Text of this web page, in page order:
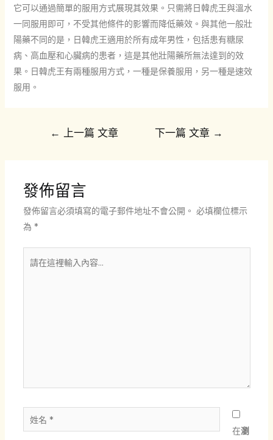
它可以通過簡單的服用方式展現其效果。只需將日韓虎王與溫水
一同服用即可，不受其他條件的影響而降低藥效。與其他一般壯
陽藥不同的是，日韓虎王適用於所有成年男性，包括患有糖尿
病、高血壓和心臟病的患者，這是其他壯陽藥所無法達到的效
果。日韓虎王有兩種服用方式，一種是保養服用，另一種是速效
服用。
← 上一篇 文章 下一篇 文章 →
發佈留言
發佈留言必須填寫的電子郵件地址不會公開。 必填欄位標示
為 *
在
名
在瀏